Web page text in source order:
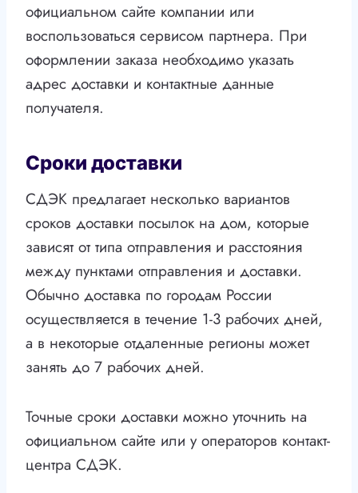
официальном сайте компании или
воспользоваться сервисом партнера. При
оформлении заказа необходимо указать
адрес доставки и контактные данные
получателя.
Сроки доставки
СДЭК предлагает несколько вариантов
сроков доставки посылок на дом, которые
зависят от типа отправления и расстояния
между пунктами отправления и доставки.
Обычно доставка по городам России
осуществляется в течение 1-3 рабочих дней,
а в некоторые отдаленные регионы может
занять до 7 рабочих дней.
Точные сроки доставки можно уточнить на
официальном сайте или у операторов контакт-
центра СДЭК.